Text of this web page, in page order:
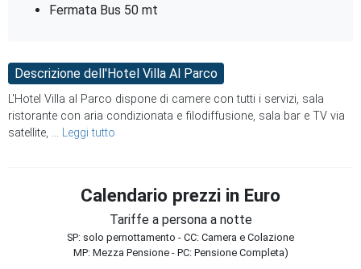
Fermata Bus 50 mt
Descrizione dell'Hotel Villa Al Parco
L'Hotel Villa al Parco dispone di camere con tutti i servizi, sala
ristorante con aria condizionata e filodiffusione, sala bar e TV via
satellite, ... Leggi tutto
Calendario prezzi in Euro
Tariffe a persona a notte
SP: solo pernottamento - CC: Camera e Colazione
MP: Mezza Pensione - PC: Pensione Completa)